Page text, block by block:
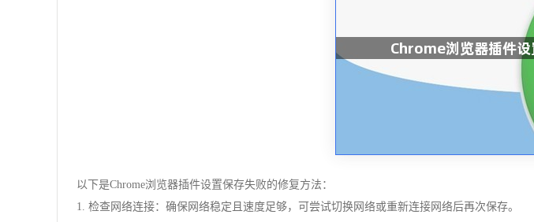
以下是Chrome浏览器插件设置保存失败的修复方法：
1. 检查网络连接：确保网络稳定且速度足够，可尝试切换网络或重新连接网络后再次保存。